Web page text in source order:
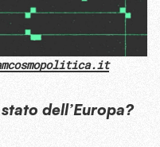
dell’Europa?